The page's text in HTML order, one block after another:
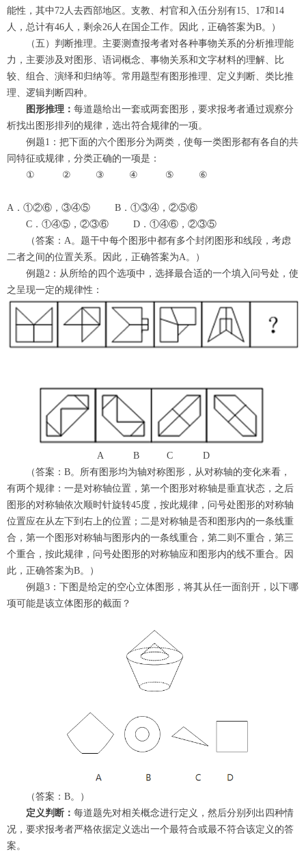
能性，其中72人去西部地区。支教、村官和入伍分别有15、17和14
人，总计有46人，剩余26人在国企工作。因此，正确答案为B。）
（五）判断推理。主要测查报考者对各种事物关系的分析推理能
力，主要涉及对图形、语词概念、事物关系和文字材料的理解、比
较、组合、演绎和归纳等。常用题型有图形推理、定义判断、类比推
理、逻辑判断四种。
图形推理： 每道题给出一套或两套图形，要求报考者通过观察分
析找出图形排列的规律，选出符合规律的一项。
例题1：把下面的六个图形分为两类，使每一类图形都有各自的共
同特征或规律，分类正确的一项是：
① ② ③ ④ ⑤ ⑥
A．①②⑥，③④⑤ B．①③④，②⑤⑥
C．①④⑤，②③⑥ D．①④⑥，②③⑤
（答案：A。题干中每个图形中都有多个封闭图形和线段，考虑
二者之间的位置关系。因此，正确答案为A。）
例题2：从所给的四个选项中，选择最合适的一个填入问号处，使
之呈现一定的规律性：
A B C D
（答案：B。所有图形均为轴对称图形，从对称轴的变化来看，
有两个规律：一是对称轴位置，第一个图形对称轴是垂直状态，之后
图形的对称轴依次顺时针旋转45度，按此规律，问号处图形的对称轴
位置应在从左下到右上的位置；二是对称轴是否和图形内的一条线重
合，第一个图形对称轴与图形内的一条线重合，第二则不重合，第三
个重合，按此规律，问号处图形的对称轴应和图形内的线不重合。因
此，正确答案为B。）
例题3：下图是给定的空心立体图形，将其从任一面剖开，以下哪
项可能是该立体图形的截面？
（答案：B。）
定义判断： 每道题先对相关概念进行定义，然后分别列出四种情
况，要求报考者严格依据定义选出一个最符合或最不符合该定义的答
案。